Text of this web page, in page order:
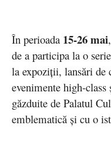
În perioada 15-26 mai
de a participa la o
la expoziții, lansări de
evenimente high-class
găzduite de Palatul
emblematică și cu o